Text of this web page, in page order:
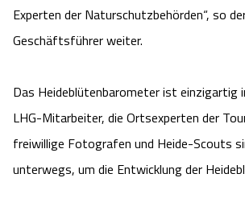
Kontakt
Landschaftsführungen
Adventure District
Ausflugsziele
Experten der Naturschutzbehörden“, so
Geschäftsführer weiter.
Das Heideblütenbarometer ist einzigartig
LHG-Mitarbeiter, die Ortsexperten der
freiwillige Fotografen und Heide-Scouts
unterwegs, um die Entwicklung der